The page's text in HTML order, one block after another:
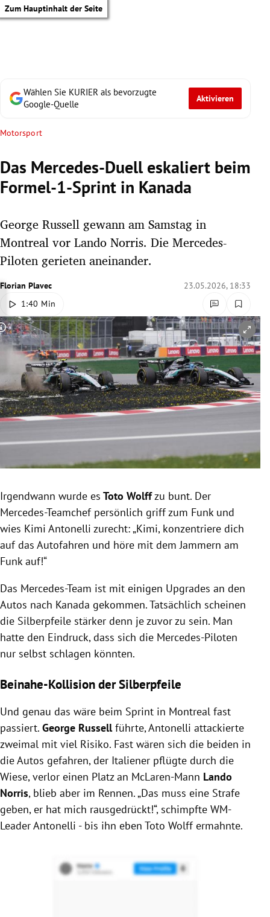
Zum Hauptinhalt der Seite
Untermenü
Untermenü
Untermenü
Untermenü
Untermenü
Untermenü
Untermenü
Wählen Sie KURIER als bevorzugte
Google-Quelle
Aktivieren
Motorsport
Das Mercedes-Duell eskaliert beim
Formel-1-Sprint in Kanada
George Russell gewann am Samstag in
Montreal vor Lando Norris. Die Mercedes-
Piloten gerieten aneinander.
Florian Plavec
23.05.2026, 18:33
1:40 Min
Copyright-Hinweis öffnen/schließen
Irgendwann wurde es Toto Wolffzu bunt. Der
Mercedes-Teamchef persönlich griff zum Funk und
wies Kimi Antonelli zurecht: „Kimi, konzentriere dich
auf das Autofahren und höre mit dem Jammern am
Funk auf!“
Das Mercedes-Team ist mit einigen Upgrades an den
Autos nach Kanada gekommen. Tatsächlich scheinen
die Silberpfeile stärker denn je zuvor zu sein. Man
hatte den Eindruck, dass sich die Mercedes-Piloten
nur selbst schlagen könnten.
Beinahe-Kollision der Silberpfeile
Und genau das wäre beim Sprint in Montreal fast
passiert. George Russellführte, Antonelli attackierte
zweimal mit viel Risiko. Fast wären sich die beiden in
die Autos gefahren, der Italiener pflügte durch die
Wiese, verlor einen Platz an McLaren-Mann Lando
Norris, blieb aber im Rennen. „Das muss eine Strafe
geben, er hat mich rausgedrückt!“, schimpfte WM-
Leader Antonelli - bis ihn eben Toto Wolff ermahnte.